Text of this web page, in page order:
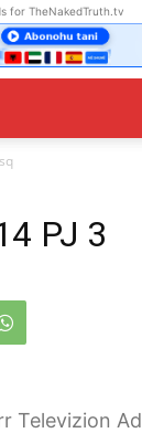
for TheNakedTruth.tv
PJ 3
Televizion Ad